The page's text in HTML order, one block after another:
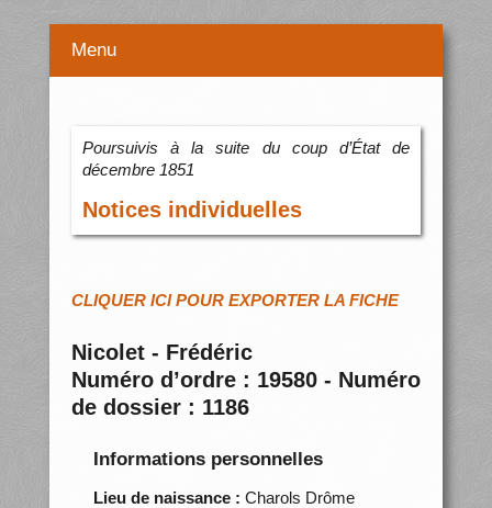
Menu
Poursuivis à la suite du coup d’État de
décembre 1851
Notices individuelles
CLIQUER ICI POUR EXPORTER LA FICHE
Nicolet - Frédéric
Numéro d’ordre : 19580 - Numéro
de dossier : 1186
Informations personnelles
Lieu de naissance : Charols Drôme